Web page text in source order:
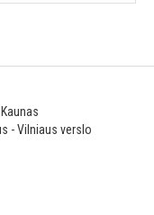
- Vilniaus verslo